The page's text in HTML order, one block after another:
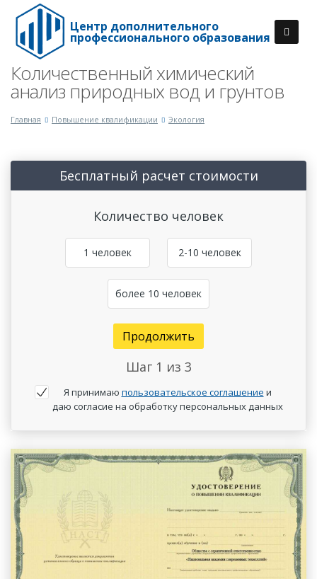
Центр дополнительного
профессионального образования
Количественный химический
анализ природных вод и грунтов
Главная Повышение квалификации Экология
Бесплатный расчет стоимости
Количество человек
1 человек 2-10 человек
более 10 человек
Продолжить
Шаг 1 из 3
Я принимаю пользовательское соглашение и
даю согласие на обработку персональных данных